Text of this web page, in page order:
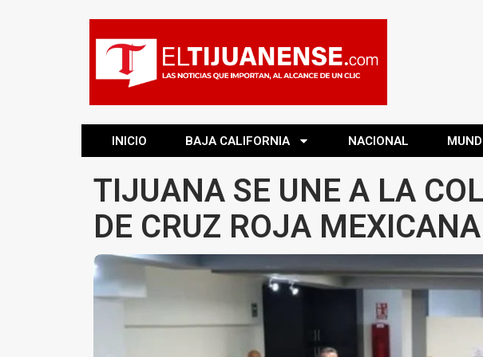
INICIO BAJA CALIFORNIA NACIONAL
TIJUANA SE UNE A LA
DE CRUZ ROJA MEXICANA